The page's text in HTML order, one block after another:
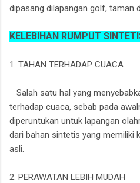
dipasang dilapangan golf, taman
KELEBIHAN RUMPUT
1. TAHAN TERHADAP CUACA
Salah satu hal yang
terhadap cuaca, sebab pada
diperuntukan untuk lapangan
dari bahan sintetis yang memiliki
asli.
2. PERAWATAN LEBIH MUDAH